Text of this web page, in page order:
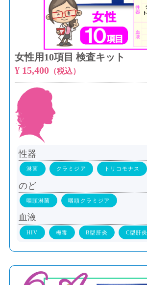
女性用10項目 検査キット
¥ 15,400（税込）
性器
淋菌 クラミジア トリコモナス
のど
咽頭淋菌 咽頭クラミジア
血液
HIV 梅毒 B型肝炎 C型肝炎